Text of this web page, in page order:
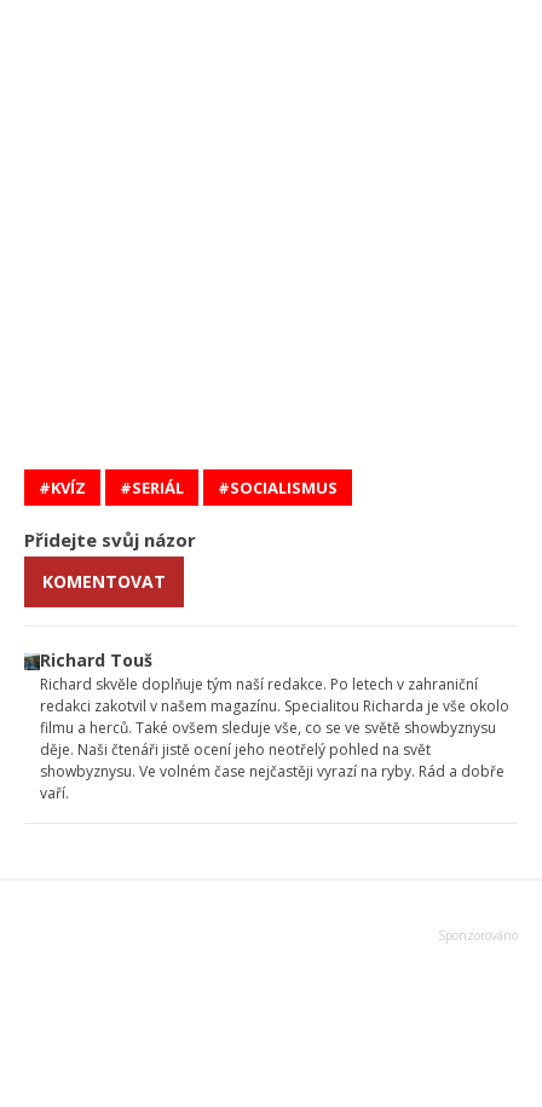
KVÍZ SERIÁL SOCIALISMUS
Přidejte svůj názor
KOMENTOVAT
Richard Touš
Richard skvěle doplňuje tým naší redakce. Po letech v zahraniční
redakci zakotvil v našem magazínu. Specialitou Richarda je vše okolo
filmu a herců. Také ovšem sleduje vše, co se ve světě showbyznysu
děje. Naši čtenáři jistě ocení jeho neotřelý pohled na svět
showbyznysu. Ve volném čase nejčastěji vyrazí na ryby. Rád a dobře
vaří.